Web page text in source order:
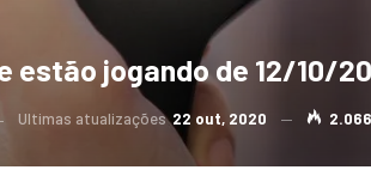
estão jogando de 12/10/
Ultimas atualizações22 out, 2020 2.066